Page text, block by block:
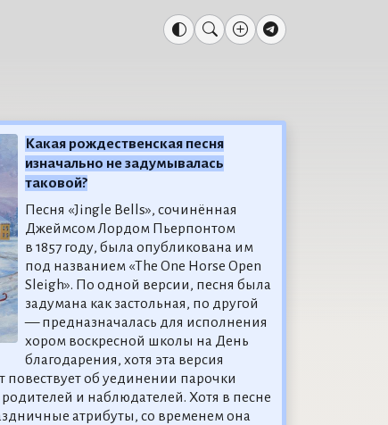
Какая рождественская песня
изначально не задумывалась
таковой?
Песня «Jingle Bells», сочинённая
Джеймсом Лордом Пьерпонтом
в 1857 году, была опубликована им
под названием «The One Horse Open
Sleigh». По одной версии, песня была
задумана как застольная, по другой
— предназначалась для исполнения
хором воскресной школы на День
благодарения, хотя эта версия
повествует об уединении парочки
и наблюдателей. Хотя в песне
атрибуты, со временем она